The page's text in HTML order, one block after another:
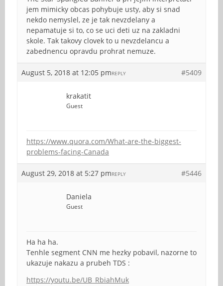
jem mimicky obcas pohybuje usty, aby si snad
nekdo nemyslel, ze je tak nevzdelany a
nepamatuje si to, co se uci deti uz na zakladni
skole. Tak takovy clovek to u nevzdelancu a
zabednencu opravdu prohrat nemuze.
August 5, 2018 at 12:05 pm #5409
REPLY
krakatit
Guest
https://www.quora.com/What-are-the-biggest-
problems-facing-Canada
August 29, 2018 at 5:27 pm #5446
REPLY
Daniela
Guest
Ha ha ha.
Tenhle segment CNN me hezky pobavil, nazorne to
ukazuje nakazu a prubeh TDS :
https://youtu.be/UB_RbiahMuk